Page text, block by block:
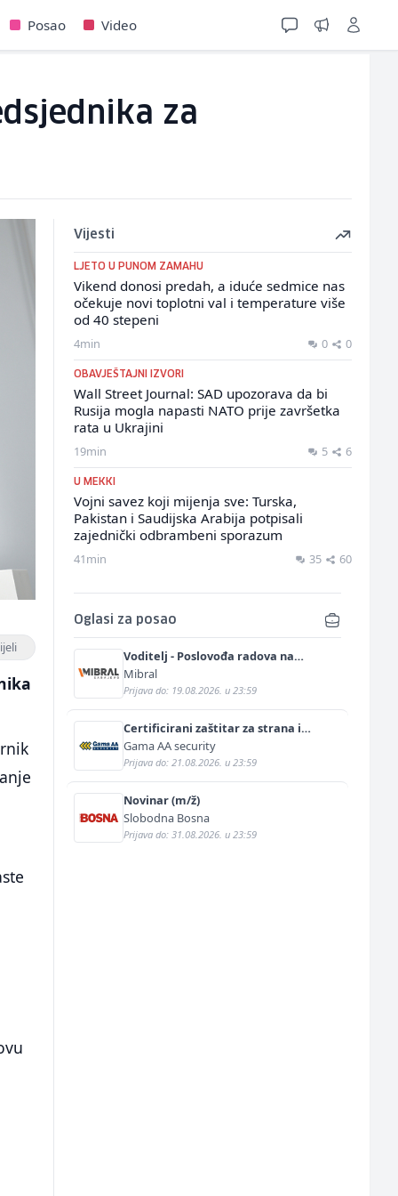
Posao Video
za
Vijesti
LJETO U PUNOM ZAMAHU
Vikend donosi predah, a iduće sedmice nas
očekuje novi toplotni val i temperature više
od 40 stepeni
4min 0 0
OBAVJEŠTAJNI IZVORI
Wall Street Journal: SAD upozorava da bi
Rusija mogla napasti NATO prije završetka
rata u Ukrajini
19min 5 6
U MEKKI
Vojni savez koji mijenja sve: Turska,
Pakistan i Saudijska Arabija potpisali
zajednički odbrambeni sporazum
41min 35 60
Oglasi za posao
Voditelj - Poslovođa radova na
gradilištu (m/ž)
Mibral
Prijava do: 19.08.2026. u 23:59
Certificirani zaštitar za strana i
diplomatska predstavništva (m/ž)
Gama AA security
Prijava do: 21.08.2026. u 23:59
Novinar (m/ž)
Slobodna Bosna
Prijava do: 31.08.2026. u 23:59